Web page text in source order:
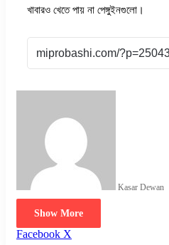
খাবারও খেতে পায় না পেঙ্গুইনগুলো।
Kasar Dewan
Show More
Facebook X